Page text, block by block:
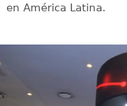
en América Latina.